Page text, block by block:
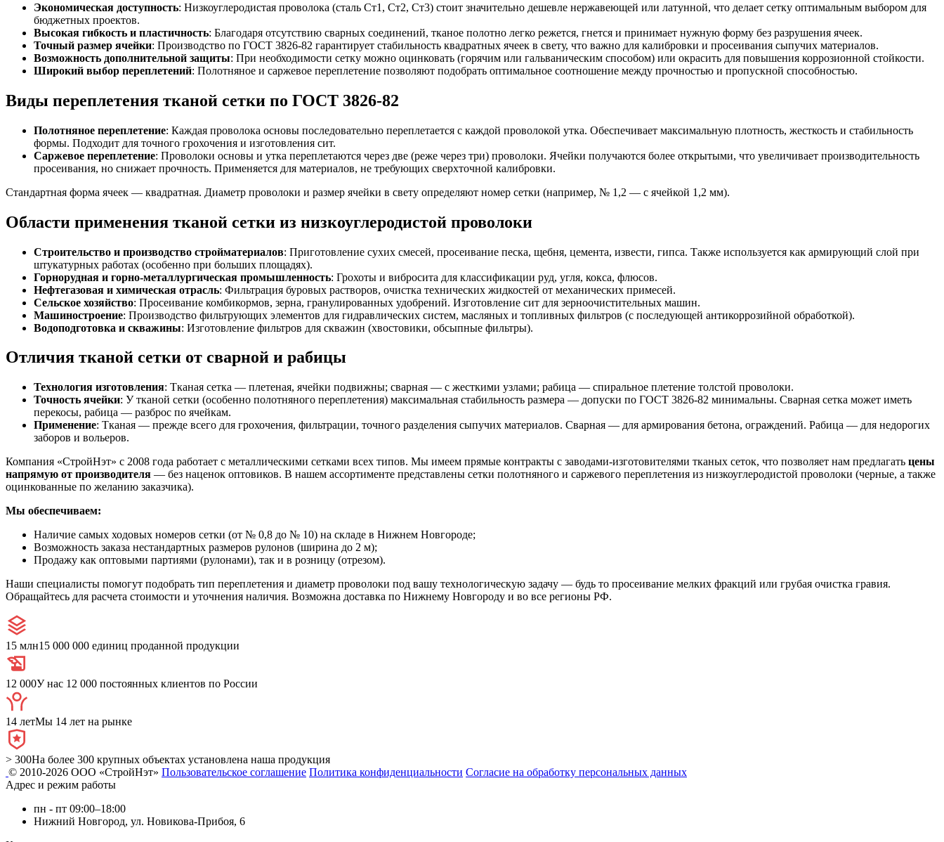
Экономическая доступность: Низкоуглеродистая проволока (сталь Ст1, Ст2, Ст3) стоит значительно дешевле нержавеющей или латунной, что делает сетку оптимальным выбором для
бюджетных проектов.
Высокая гибкость и пластичность: Благодаря отсутствию сварных соединений, тканое полотно легко режется, гнется и принимает нужную форму без разрушения ячеек.
Точный размер ячейки: Производство по ГОСТ 3826-82 гарантирует стабильность квадратных ячеек в свету, что важно для калибровки и просеивания сыпучих материалов.
Возможность дополнительной защиты: При необходимости сетку можно оцинковать (горячим или гальваническим способом) или окрасить для повышения коррозионной стойкости.
Широкий выбор переплетений: Полотняное и саржевое переплетение позволяют подобрать оптимальное соотношение между прочностью и пропускной способностью.
Виды переплетения тканой сетки по ГОСТ 3826-82
Полотняное переплетение: Каждая проволока основы последовательно переплетается с каждой проволокой утка. Обеспечивает максимальную плотность, жесткость и стабильность
формы. Подходит для точного грохочения и изготовления сит.
Саржевое переплетение: Проволоки основы и утка переплетаются через две (реже через три) проволоки. Ячейки получаются более открытыми, что увеличивает производительность
просеивания, но снижает прочность. Применяется для материалов, не требующих сверхточной калибровки.
Стандартная форма ячеек — квадратная. Диаметр проволоки и размер ячейки в свету определяют номер сетки (например, № 1,2 — с ячейкой 1,2 мм).
Области применения тканой сетки из низкоуглеродистой проволоки
Строительство и производство стройматериалов: Приготовление сухих смесей, просеивание песка, щебня, цемента, извести, гипса. Также используется как армирующий слой при
штукатурных работах (особенно при больших площадях).
Горнорудная и горно-металлургическая промышленность: Грохоты и вибросита для классификации руд, угля, кокса, флюсов.
Нефтегазовая и химическая отрасль: Фильтрация буровых растворов, очистка технических жидкостей от механических примесей.
Сельское хозяйство: Просеивание комбикормов, зерна, гранулированных удобрений. Изготовление сит для зерноочистительных машин.
Машиностроение: Производство фильтрующих элементов для гидравлических систем, масляных и топливных фильтров (с последующей антикоррозийной обработкой).
Водоподготовка и скважины: Изготовление фильтров для скважин (хвостовики, обсыпные фильтры).
Отличия тканой сетки от сварной и рабицы
Технология изготовления: Тканая сетка — плетеная, ячейки подвижны; сварная — с жесткими узлами; рабица — спиральное плетение толстой проволоки.
Точность ячейки: У тканой сетки (особенно полотняного переплетения) максимальная стабильность размера — допуски по ГОСТ 3826-82 минимальны. Сварная сетка может иметь
перекосы, рабица — разброс по ячейкам.
Применение: Тканая — прежде всего для грохочения, фильтрации, точного разделения сыпучих материалов. Сварная — для армирования бетона, ограждений. Рабица — для недорогих
заборов и вольеров.
Компания «СтройНэт» с 2008 года работает с металлическими сетками всех типов. Мы имеем прямые контракты с заводами-изготовителями тканых сеток, что позволяет нам предлагать цены
напрямую от производителя — без наценок оптовиков. В нашем ассортименте представлены сетки полотняного и саржевого переплетения из низкоуглеродистой проволоки (черные, а также
оцинкованные по желанию заказчика).
Мы обеспечиваем:
Наличие самых ходовых номеров сетки (от № 0,8 до № 10) на складе в Нижнем Новгороде;
Возможность заказа нестандартных размеров рулонов (ширина до 2 м);
Продажу как оптовыми партиями (рулонами), так и в розницу (отрезом).
Наши специалисты помогут подобрать тип переплетения и диаметр проволоки под вашу технологическую задачу — будь то просеивание мелких фракций или грубая очистка гравия.
Обращайтесь для расчета стоимости и уточнения наличия. Возможна доставка по Нижнему Новгороду и во все регионы РФ.
15 млн15 000 000 единиц проданной продукции
12 000У нас 12 000 постоянных клиентов по России
14 летМы 14 лет на рынке
> 300На более 300 крупных объектах установлена наша продукция
© 2010-2026 ООО «СтройНэт» Пользовательское соглашение Политика конфиденциальности Согласие на обработку персональных данных
Адрес и режим работы
пн - пт 09:00–18:00
Нижний Новгород, ул. Новикова-Прибоя, 6